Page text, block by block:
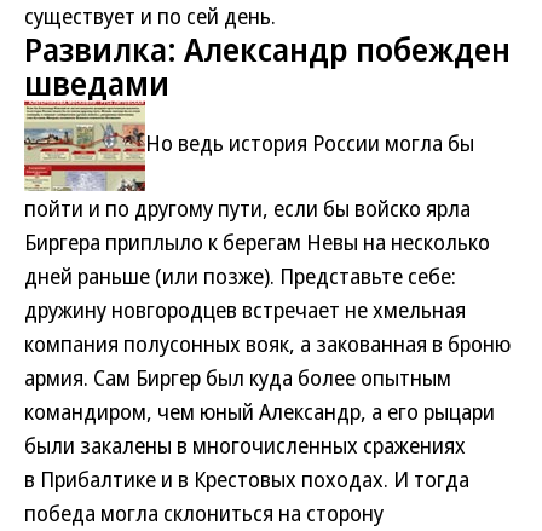
существует и по сей день.
Развилка: Александр побежден
шведами
Но ведь история России могла бы
пойти и по другому пути, если бы войско ярла
Биргера приплыло к берегам Невы на несколько
дней раньше (или позже). Представьте себе:
дружину новгородцев встречает не хмельная
компания полусонных вояк, а закованная в броню
армия. Сам Биргер был куда более опытным
командиром, чем юный Александр, а его рыцари
были закалены в многочисленных сражениях
в Прибалтике и в Крестовых походах. И тогда
победа могла склониться на сторону